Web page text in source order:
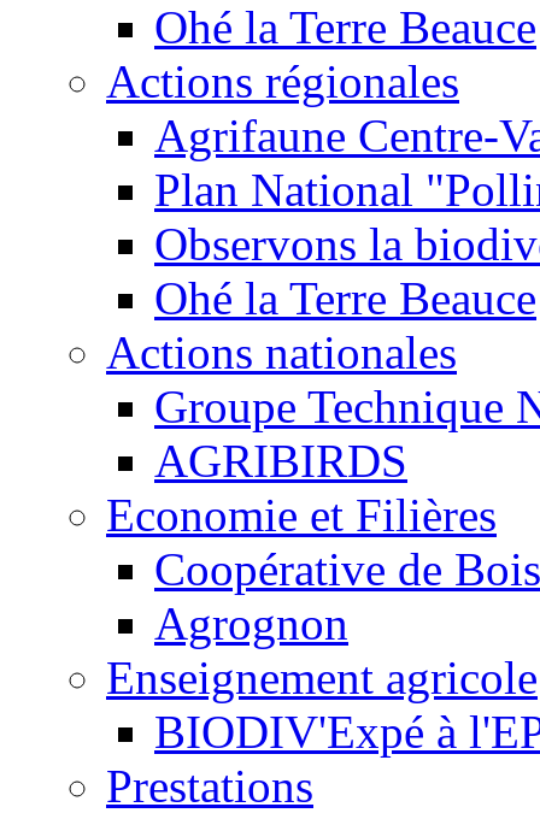
Ohé la Terre Beauce
Actions régionales
Agrifaune Centre-
Plan National
Observons la
Ohé la Terre Beauce
Actions nationales
Groupe Technique
AGRIBIRDS
Economie et Filières
Coopérative de
Agrognon
Enseignement agricole
BIODIV'Expé à
Prestations